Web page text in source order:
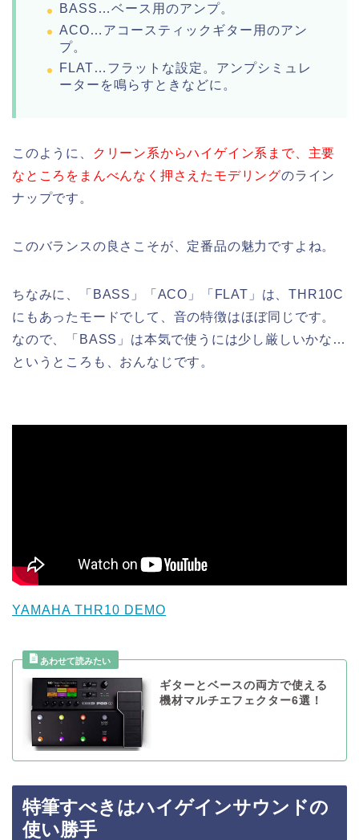
BASS…ベース用のアンプ。
ACO…アコースティックギター用のアン
プ。
FLAT…フラットな設定。アンプシミュレ
ーターを鳴らすときなどに。
このように、
クリーン系からハイゲイン系まで、主要
なところをまんべんなく押さえたモデリングのライン
ナップです。
このバランスの良さこそが、定番品の魅力ですよね。
ちなみに、「BASS」「ACO」「FLAT」は、THR10C
にもあったモードでして、音の特徴はほぼ同じです。
なので、「BASS」は本気で使うには少し厳しいかな…
というところも、おんなじです。
YAMAHA THR10 DEMO
ギターとベースの両方で使える
機材マルチエフェクター6選！
特筆すべきはハイゲインサウンドの
使い勝手